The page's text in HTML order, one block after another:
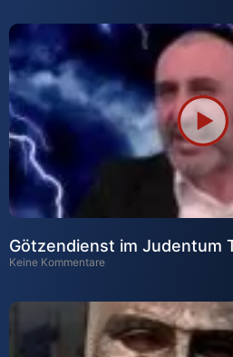
Götzendienst im Judentum
Keine Kommentare